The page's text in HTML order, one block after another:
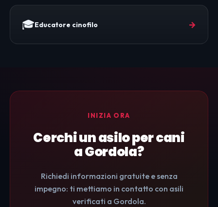
🎓Educatore cinofilo →
INIZIA ORA
Cerchi un asilo per cani
a Gordola?
Richiedi informazioni gratuite e senza
impegno: ti mettiamo in contatto con asili
verificati a Gordola.